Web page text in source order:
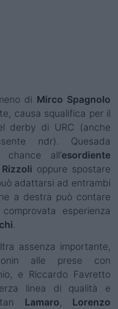
di Mirco Spagnolo
causa squalifica per il
derby di URC (anche
ndr). Quesada
all’esordiente
oppure spostare
adattarsi ad entrambi
a destra può contare
esperienza
.
assenza importante,
alle prese con
, e Riccardo Favretto
linea di qualità e
Lamaro, Lorenzo